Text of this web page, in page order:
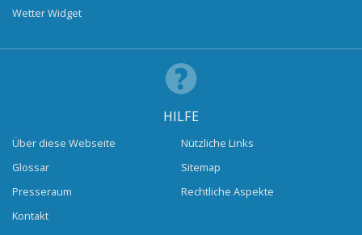
Wetter Widget
HILFE
Über diese Webseite
Glossar
Presseraum
Kontakt
Nützliche Links
Sitemap
Rechtliche Aspekte